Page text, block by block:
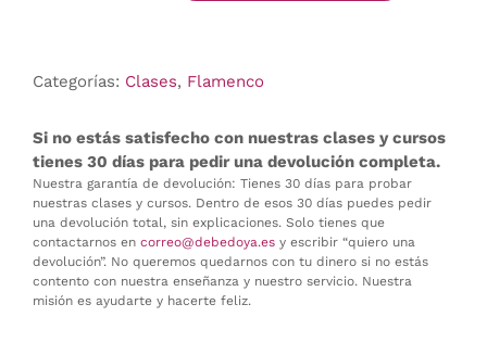
37-
cantidad
Categorías: Clases, Flamenco
Si no estás satisfecho con nuestras clases y cursos
tienes 30 días para pedir una devolución completa.
Nuestra garantía de devolución: Tienes 30 días para probar
nuestras clases y cursos. Dentro de esos 30 días puedes pedir
una devolución total, sin explicaciones. Solo tienes que
contactarnos en correo@debedoya.es y escribir “quiero una
devolución”. No queremos quedarnos con tu dinero si no estás
contento con nuestra enseñanza y nuestro servicio. Nuestra
misión es ayudarte y hacerte feliz.